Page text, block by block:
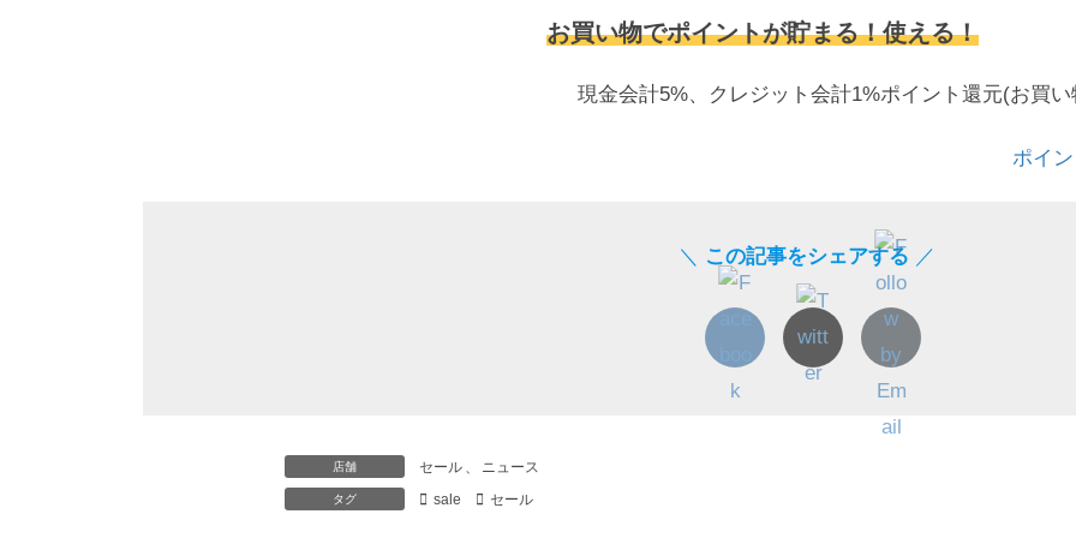
お買い物でポイントが貯まる！使える！
現金会計5%、クレジット会計1%ポイント還元(お買
ポイ
＼ この記事をシェアする ／
店舗 セール 、 ニュース
タグ sale セール